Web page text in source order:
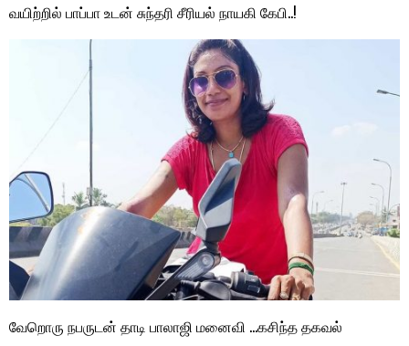
வயிற்றில் பாப்பா உடன் சுந்தரி சீரியல் நாயகி கேபி..!
வேறொரு நபருடன் தாடி பாலாஜி மனைவி …கசிந்த தகவல்